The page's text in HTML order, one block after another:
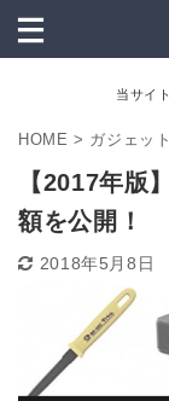
当サイ
HOME > ガジェット
【2017年版
額を公開！
2018年5月8日